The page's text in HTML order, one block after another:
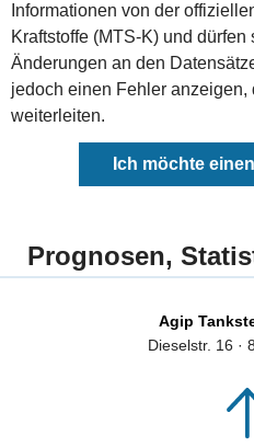
Informationen von der
Kraftstoffe (MTS-K) und
Änderungen an den
jedoch einen Fehler anzeigen,
weiterleiten.
Ich möchte
Prognosen,
Agip
Dieselstr. 16 ·